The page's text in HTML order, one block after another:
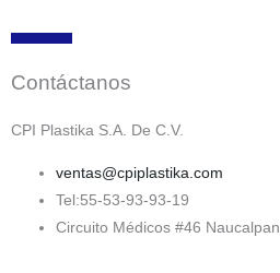
Contáctanos
CPI Plastika S.A. De C.V.
ventas@cpiplastika.com
Tel:55-53-93-93-19
Circuito Médicos #46 Naucalpan